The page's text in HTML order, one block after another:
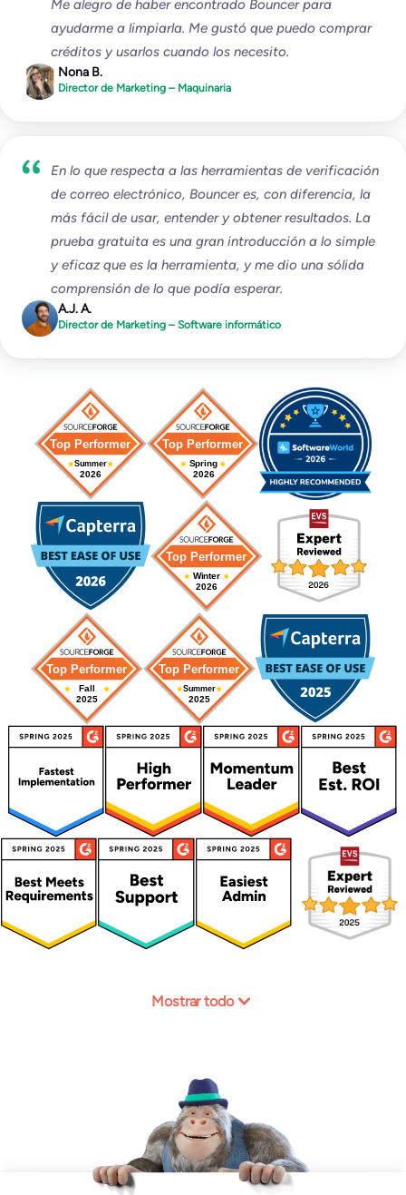
Me alegro de haber encontrado Bouncer para
ayudarme a limpiarla. Me gustó que puedo comprar
créditos y usarlos cuando los necesito.
Nona B.
Director de Marketing – Maquinaria
En lo que respecta a las herramientas de verificación
de correo electrónico, Bouncer es, con diferencia, la
más fácil de usar, entender y obtener resultados. La
prueba gratuita es una gran introducción a lo simple
y eficaz que es la herramienta, y me dio una sólida
comprensión de lo que podía esperar.
A.J. A.
Director de Marketing – Software informático
Mostrar todo